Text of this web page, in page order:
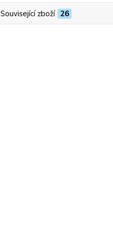
Související zboží 26